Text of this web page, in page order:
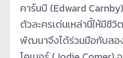
คาร์นบี (Edward
ตัวละครเด่นเหล่านี้ให้มีชีวิ
พัฒนาจึงได้ร่วมมือกับสอ